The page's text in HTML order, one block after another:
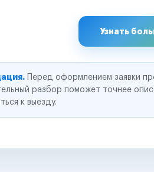
Узнать
Перед оформлением заявки
разбор поможет точнее
к выезду.